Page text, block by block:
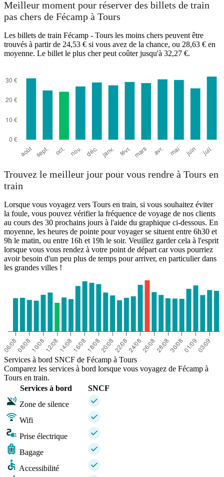
Meilleur moment pour réserver des billets de train
pas chers de Fécamp à Tours
Les billets de train Fécamp - Tours les moins chers peuvent être
trouvés à partir de 24,53 € si vous avez de la chance, ou 28,63 € en
moyenne. Le billet le plus cher peut coûter jusqu'à 32,27 €.
Trouvez le meilleur jour pour vous rendre à Tours en
train
Lorsque vous voyagez vers Tours en train, si vous souhaitez éviter
la foule, vous pouvez vérifier la fréquence de voyage de nos clients
au cours des 30 prochains jours à l'aide du graphique ci-dessous. En
moyenne, les heures de pointe pour voyager se situent entre 6h30 et
9h le matin, ou entre 16h et 19h le soir. Veuillez garder cela à l'esprit
lorsque vous vous rendez à votre point de départ car vous pourriez
avoir besoin d'un peu plus de temps pour arriver, en particulier dans
les grandes villes !
Services à bord SNCF de Fécamp à Tours
Comparez les services à bord lorsque vous voyagez de Fécamp à
Tours en train.
Services à bord
SNCF
Zone de silence
Wifi
Prise électrique
Bagage
Accessibilité